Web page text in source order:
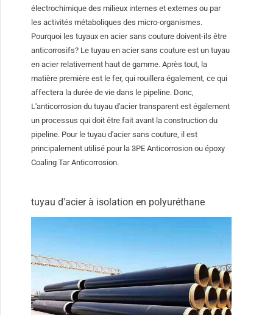
électrochimique des milieux internes et externes ou par
les activités métaboliques des micro-organismes.
Pourquoi les tuyaux en acier sans couture doivent-ils être
anticorrosifs? Le tuyau en acier sans couture est un tuyau
en acier relativement haut de gamme. Après tout, la
matière première est le fer, qui rouillera également, ce qui
affectera la durée de vie dans le pipeline. Donc,
L'anticorrosion du tuyau d'acier transparent est également
un processus qui doit être fait avant la construction du
pipeline. Pour le tuyau d'acier sans couture, il est
principalement utilisé pour la 3PE Anticorrosion ou époxy
Coaling Tar Anticorrosion.
tuyau d'acier à isolation en polyuréthane